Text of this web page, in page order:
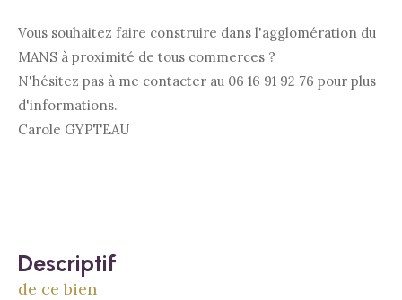
Vous souhaitez faire construire dans l'agglomération du
MANS à proximité de tous commerces ?
N'hésitez pas à me contacter au 06 16 91 92 76 pour plus
d'informations.
Carole GYPTEAU
descriptif
de ce bien